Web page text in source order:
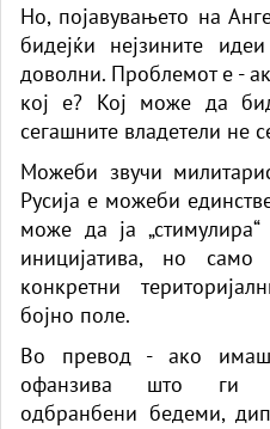
Но, појавувањето на
бидејќи нејзините
доволни. Проблемот е -
кој е? Кој може да
сегашните владетели не
Можеби звучи
Русија е можеби
може да ја „стимулира“
иницијатива, но
конкретни
бојно поле.
Во превод - ако
офанзива што ги
одбранбени бедеми,